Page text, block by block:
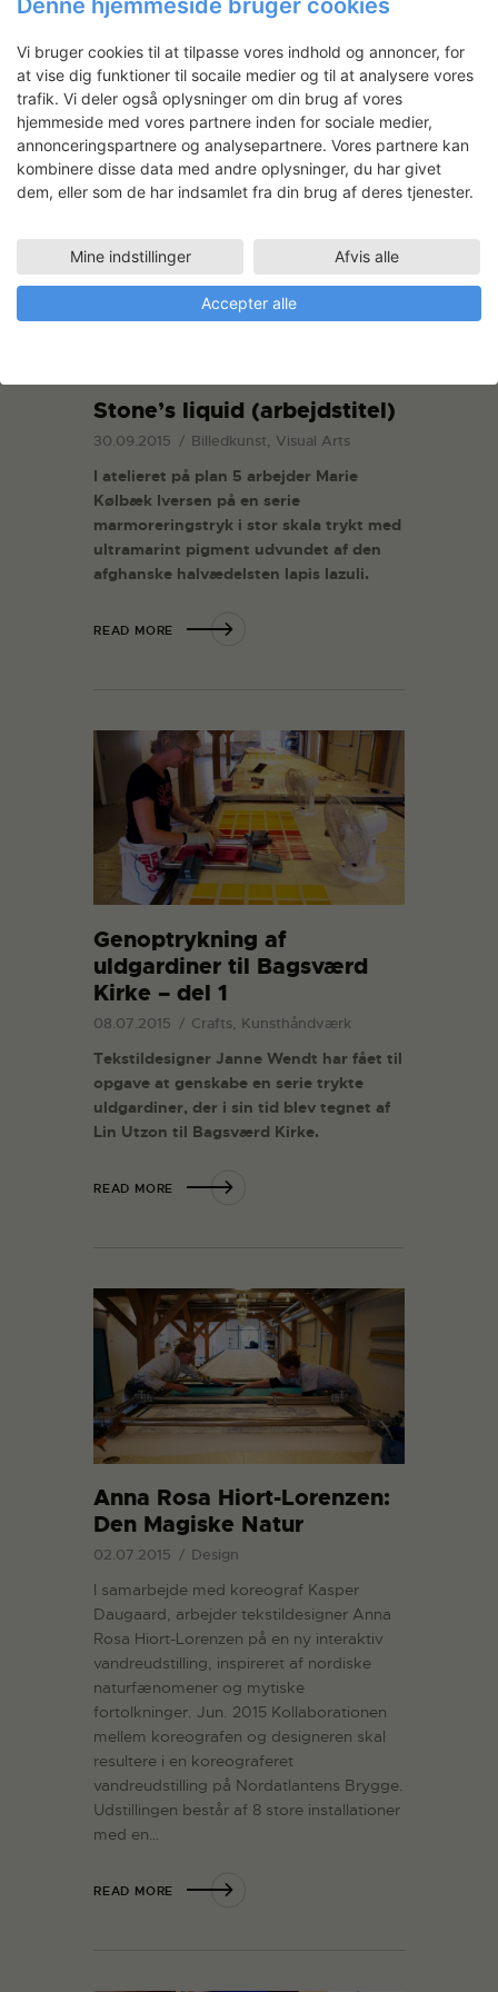
indfarvningsteknikker og
overfladetekstur.
READ MORE
Stone’s liquid (arbejdstitel)
30.09.2015 Billedkunst, Visual Arts
I atelieret på plan 5 arbejder Marie
Kølbæk Iversen på en serie
marmoreringstryk i stor skala trykt med
ultramarint pigment udvundet af den
afghanske halvædelsten lapis lazuli.
READ MORE
Genoptrykning af
uldgardiner til Bagsværd
Kirke – del 1
08.07.2015 Crafts, Kunsthåndværk
Tekstildesigner Janne Wendt har fået til
opgave at genskabe en serie trykte
uldgardiner, der i sin tid blev tegnet af
Lin Utzon til Bagsværd Kirke.
READ MORE
Anna Rosa Hiort-Lorenzen:
Den Magiske Natur
02.07.2015 Design
I samarbejde med koreograf Kasper
Daugaard, arbejder tekstildesigner Anna
Rosa Hiort-Lorenzen på en ny interaktiv
vandreudstilling, inspireret af nordiske
naturfænomener og mytiske
fortolkninger. Jun. 2015 Kollaborationen
mellem koreografen og designeren skal
resultere i en koreograferet
vandreudstilling på Nordatlantens Brygge.
Udstillingen består af 8 store installationer
med en…
READ MORE
Vi bruger cookies til at tilpasse vores indhold og annoncer, for
at vise dig funktioner til socaile medier og til at analysere vores
trafik. Vi deler også oplysninger om din brug af vores
hjemmeside med vores partnere inden for sociale medier,
annonceringspartnere og analysepartnere. Vores partnere kan
kombinere disse data med andre oplysninger, du har givet
dem, eller som de har indsamlet fra din brug af deres tjenester.
Mine indstillinger Afvis alle
Accepter alle